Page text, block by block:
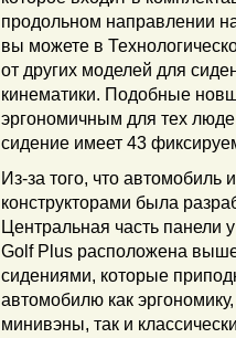
продольном направлении
вы можете в
от других моделей для
кинематики. Подобные
эргономичным для тех
сидение имеет 43
Из-за того, что
конструкторами была
Центральная часть панели
Golf Plus расположена
сидениями, которые
автомобилю как
минивэны, так и